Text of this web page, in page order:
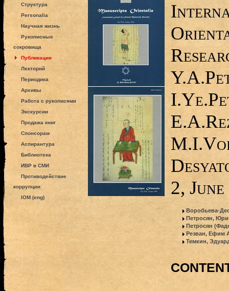
Структура
Personalia
Научная жизнь
Рукописные
сокровища
Публикации
Лекторий
Периодика
Архивы
Работа с рукописями
Экскурсии
Продажа книг
Спонсорам
Аспирантура
Библиотека
ИВР в СМИ
Противодействие
коррупции
IOM (eng)
2,
Воробьева-
Петросян,
Петросян
Резван, Ефим
Темкин,